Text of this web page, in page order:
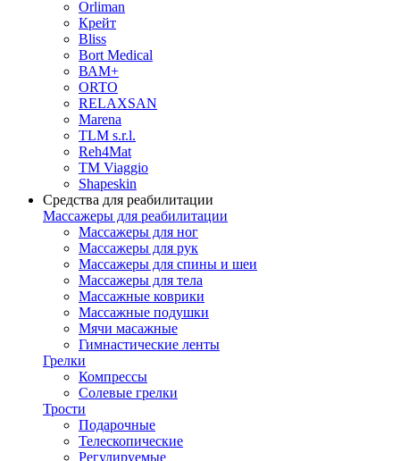
Orliman
Крейт
Bliss
Bort Medical
ВАМ+
ORTO
RELAXSAN
Marena
TLM s.r.l.
Reh4Mat
TM Viaggio
Shapeskin
Средства для реабилитации
Массажеры для реабилитации
Массажеры для ног
Массажеры для рук
Массажеры для спины и шеи
Массажеры для тела
Массажные коврики
Массажные подушки
Мячи масажные
Гимнастические ленты
Грелки
Компрессы
Солевые грелки
Трости
Подарочные
Телескопические
Регулируемые